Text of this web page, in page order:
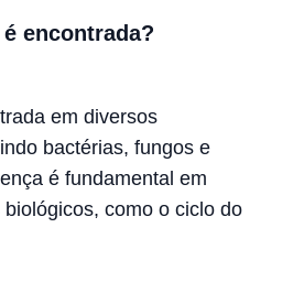
encontrada?
em diversos
bactérias, fungos e
é fundamental em
como o ciclo do